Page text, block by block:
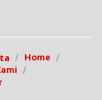
Home